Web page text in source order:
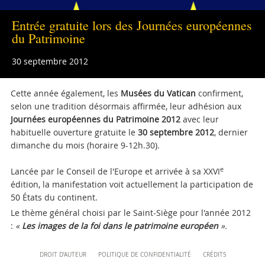
Entrée gratuite lors des Journées européennes
du Patrimoine
30 septembre 2012
Cette année également, les Musées du Vatican confirment,
selon une tradition désormais affirmée, leur adhésion aux
Journées européennes du Patrimoine 2012avec leur
habituelle ouverture gratuite le 30 septembre 2012, dernier
dimanche du mois (horaire 9-12h.30).
Lancée par le Conseil de l'Europe et arrivée à sa XXVIe
édition, la manifestation voit actuellement la participation de
50 États du continent.
Le thème général choisi par le Saint-Siège pour l'année 2012
: « Les images de la foi dans le patrimoine européen».
ContentDROIT D’AUTEUR POLITIQUE DE CONFIDENTIALITÉ CRÉDITS